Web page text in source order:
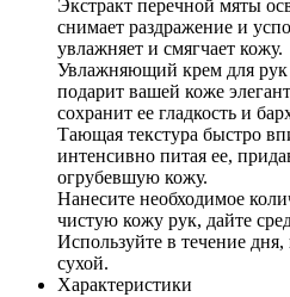
Экстракт перечной мяты
снимает раздражение и
увлажняет и смягчает кожу.
Увлажняющий крем для рук
подарит вашей коже
сохранит ее гладкость и
Тающая текстура быстро
интенсивно питая ее,
огрубевшую кожу.
Нанесите необходимое
чистую кожу рук, дайте
Используйте в течение дня,
сухой.
Характеристики